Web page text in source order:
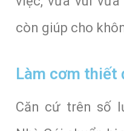
còn giúp cho
Làm cơm thiết
Căn cứ trên số